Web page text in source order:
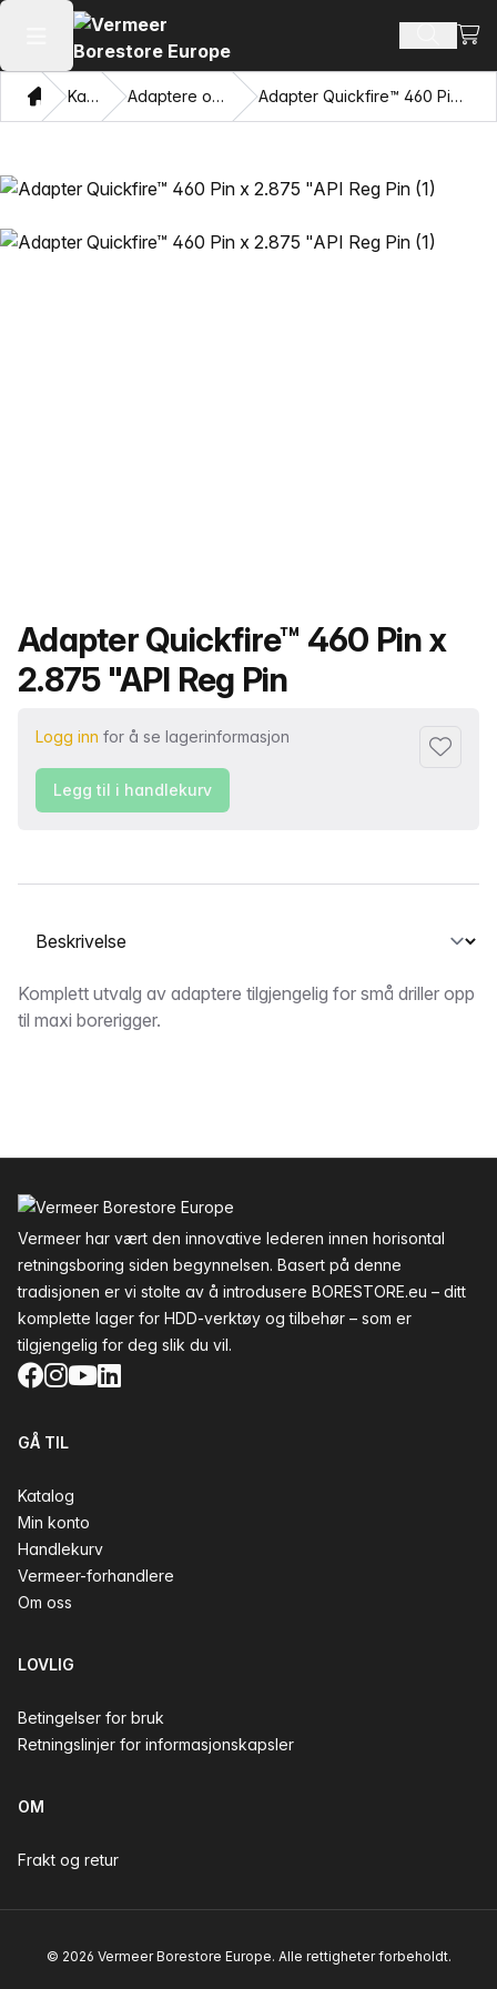
Åpne hovedmenyen SøkVis
HjemKatalog Adaptere og trekkøyne Adapter Quickfire™ 460 Pin x 2.875 "API Reg Pin
Produktnavn
Adapter Quickfire™ 460 Pin x
2.875 "API Reg Pin
Logg inn for å se lagerinformasjon
Legg til
Legg til i handlekurv
Velg en fane
Beskrivelse
Komplett utvalg av adaptere tilgjengelig for små driller opp
til maxi borerigger.
Vermeer har vært den innovative lederen innen horisontal
retningsboring siden begynnelsen. Basert på denne
tradisjonen er vi stolte av å introdusere BORESTORE.eu – ditt
komplette lager for HDD-verktøy og tilbehør – som er
tilgjengelig for deg slik du vil.
Facebook
Instagram
YouTube
LinkedIn
GÅ TIL
Katalog
Min konto
Handlekurv
Vermeer-forhandlere
Om oss
LOVLIG
Betingelser for bruk
Retningslinjer for informasjonskapsler
OM
Frakt og retur
© 2026 Vermeer Borestore Europe. Alle rettigheter forbeholdt.